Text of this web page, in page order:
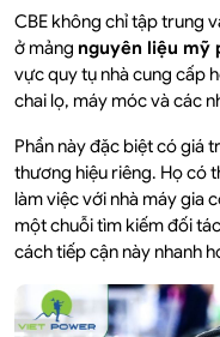
CBE không chỉ tập trung
ở mảng nguyên liệu mỹ
vực quy tụ nhà cung cấp
chai lọ, máy móc và các
Phần này đặc biệt có giá
thương hiệu riêng. Họ có
làm việc với nhà máy gia
một chuỗi tìm kiếm đối
cách tiếp cận này nhanh